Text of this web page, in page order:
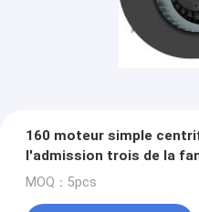
160 moteur simple
l'admission trois de la
de roue à aubes de
MOQ：5pcs